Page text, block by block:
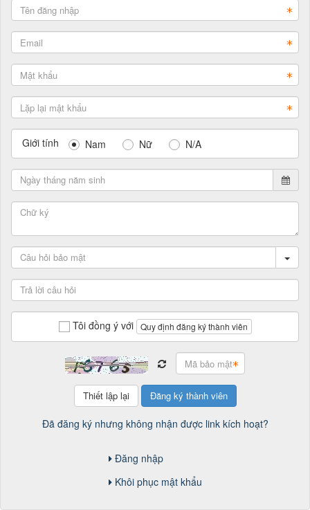
Giới tính Nam Nữ N/A
Tôi đồng ý với Quy định đăng ký thành viên
Đã đăng ký nhưng không nhận được link kích hoạt?
Đăng nhập
Khôi phục mật khẩu